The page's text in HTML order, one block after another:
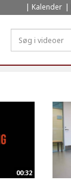
Kalender
00:32